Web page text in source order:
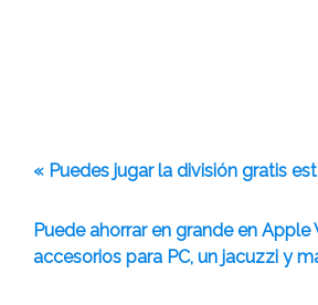
« Puedes jugar la división gratis
Puede ahorrar en grande en Apple
accesorios para PC, un jacuzzi y